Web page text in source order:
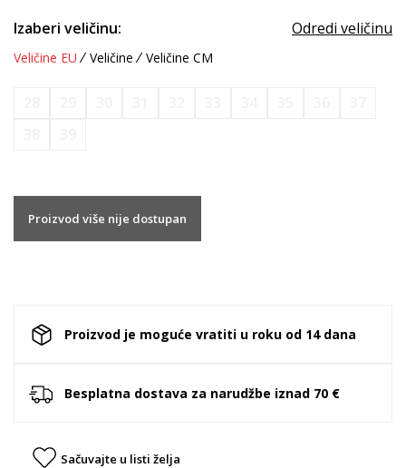
Izaberi veličinu: Odredi veličinu
Veličine EU Veličine Veličine CM
Proizvod više nije dostupan
Proizvod je moguće vratiti u roku od 14 dana
Besplatna dostava za narudžbe iznad 70 €
Sačuvajte u listi želja